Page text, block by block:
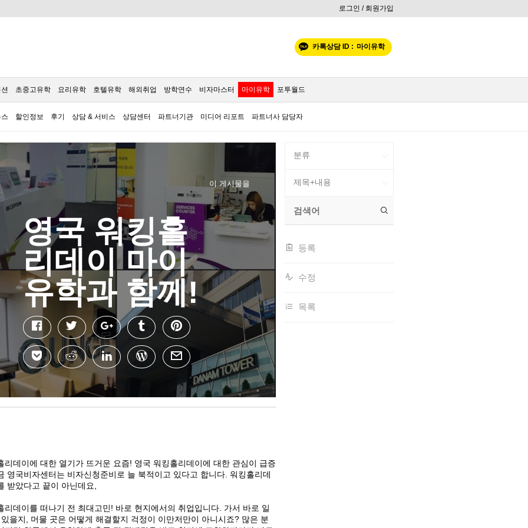
로그인 / 회원가입
카톡상담 ID : 마이유학
초중고유학 요리유학 호텔유학 해외취업 방학연수 비자마스터 마이유학 포투월드
할인정보 후기 상담 & 서비스 상담센터 파트너기관 미디어 리포트 파트너사 담당자
이 게시물을
영국 워킹홀
리데이 마이
유학과 함께!
등록
수정
목록
리데이에 대한 열기가 뜨거운 요즘! 영국 워킹홀리데이에 대한 관심이 급증
영국비자센터는 비자신청준비로 늘 북적이고 있다고 합니다 워킹홀리데
받았다고 끝이 아닌데요
리데이를 떠나기 전 최대고민! 바로 현지에서의 취업입니다 가서 바로 일
을지
머물 곳은 어떻게 해결할지 걱정이 이만저만이 아니시죠? 많은 분